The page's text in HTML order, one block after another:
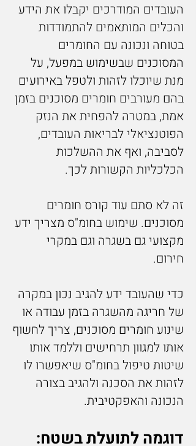
העובדים המודרכים יקבלו את הידע
והכלים המותאמים להתמודדות
בטוחה ונכונה עם החומרים
המסוכנים שבשימוש במפעל, על
מנת שיוכלו לזהות ולטפל באירועים
בהם מעורבים חומרים מסוכנים בזמן
אמת, במטרה להפחית את הנזק
הפוטנציאלי לבריאות העובדים,
לסביבה, ואף את ההשלכות
הכלכליות הקשורות לכך.
זה לא סתם עוד קורס חומרים
מסוכנים. שימוש בחומ"ס מצריך ידע
מקצועי גם בשגרה וגם במקרי
חירום.
כדי שהעובד ידע להגיב נכון במקרה
של חריגה מהשגרה בזמן עבודה או
שינוע חומרים מסוכנים, צריך לחשוף
אותו למגוון תרחישים וללמד אותו
שיטות טיפול בחומ"ס שיאפשרו לו
לזהות את הסכנה ולהגיב בצורה
הנכונה והאפקטיבית.
דוגמה לתועלת בשטח: